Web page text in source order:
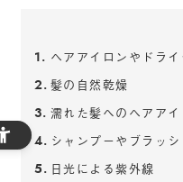
ヘアアイロンやドラ
髪の自然乾燥
濡れた髪へのヘアアイ
シャンプーやブラッ
日光による紫外線